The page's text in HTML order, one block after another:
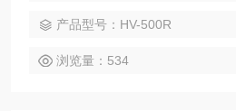
产品型号：HV-500R
浏览量：534